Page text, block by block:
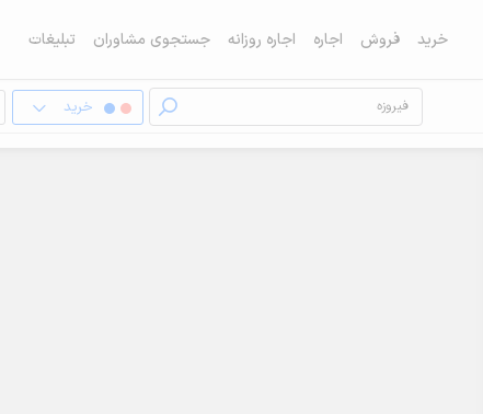
خرید فروش اجاره اجاره روزانه جستجوی مشاوران تبلیغات
خرید